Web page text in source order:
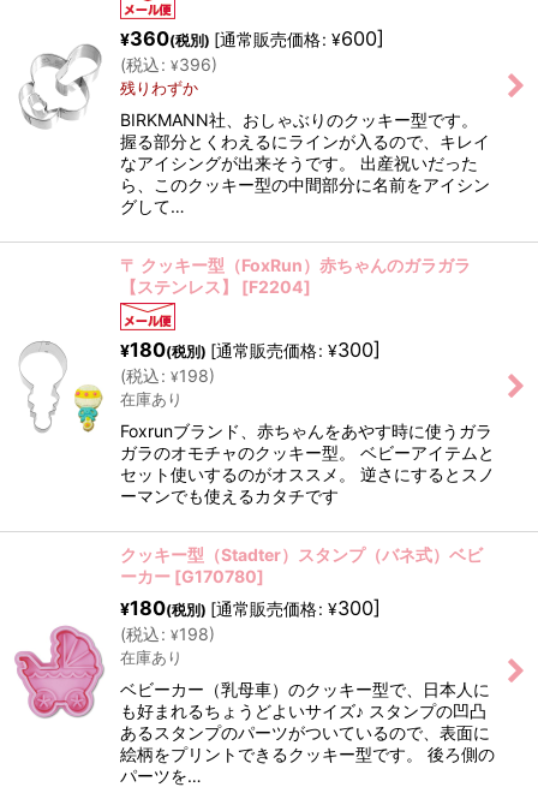
¥360(税別) [通常販売価格: ¥600]
(税込: ¥396)
残りわずか
BIRKMANN社、おしゃぶりのクッキー型です。
握る部分とくわえるにラインが入るので、キレイ
なアイシングが出来そうです。 出産祝いだった
ら、このクッキー型の中間部分に名前をアイシン
グして…
〒 クッキー型（FoxRun）赤ちゃんのガラガラ
【ステンレス】
[F2204]
¥180(税別) [通常販売価格: ¥300]
(税込: ¥198)
在庫あり
Foxrunブランド、赤ちゃんをあやす時に使うガラ
ガラのオモチャのクッキー型。 ベビーアイテムと
セット使いするのがオススメ。 逆さにするとスノ
ーマンでも使えるカタチです
クッキー型（Stadter）スタンプ（バネ式）ベビ
ーカー [G170780]
¥180(税別) [通常販売価格: ¥300]
(税込: ¥198)
在庫あり
ベビーカー（乳母車）のクッキー型で、日本人に
も好まれるちょうどよいサイズ♪ スタンプの凹凸
あるスタンプのパーツがついているので、表面に
絵柄をプリントできるクッキー型です。 後ろ側の
パーツを…